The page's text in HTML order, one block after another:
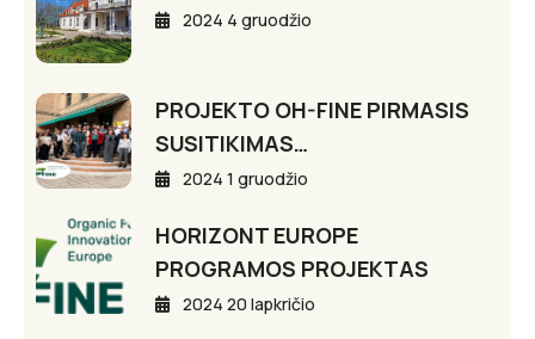
2024 4 gruodžio
PROJEKTO OH-FINE PIRMASIS
SUSITIKIMAS…
2024 1 gruodžio
HORIZONT EUROPE
PROGRAMOS PROJEKTAS
2024 20 lapkričio